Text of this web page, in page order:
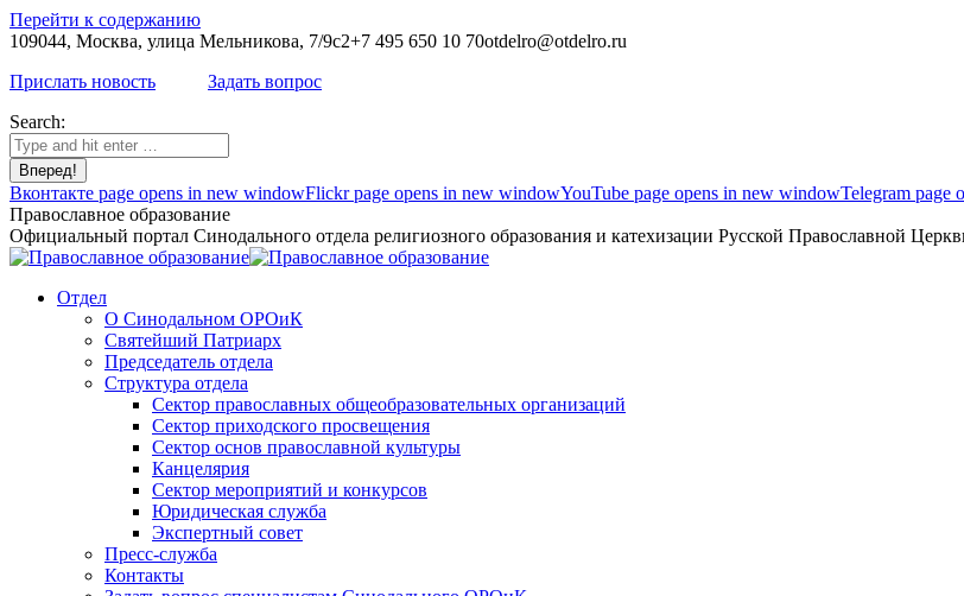
Перейти к содержанию
109044, Москва, улица Мельникова, 7/9с2+7 495 650 10 70otdelro@otdelro.ru
Прислать новость
Задать вопрос
Search:
Вконтакте page opens in new windowFlickr page opens in new windowYouTube page opens in new windowTelegram page
Православное образование
Официальный портал Синодального отдела религиозного образования и катехизации Русской Православной
Отдел
О Синодальном ОРОиК
Святейший Патриарх
Председатель отдела
Структура отдела
Сектор православных общеобразовательных организаций
Сектор приходского просвещения
Сектор основ православной культуры
Канцелярия
Сектор мероприятий и конкурсов
Юридическая служба
Экспертный совет
Пресс-служба
Контакты